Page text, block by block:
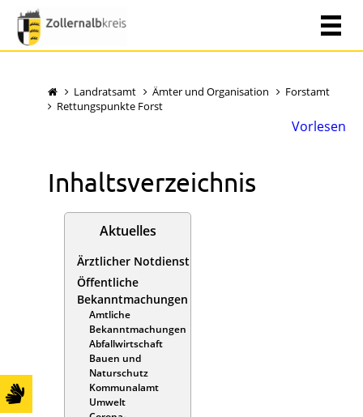
Landratsamt Ämter und Organisation
Forstamt
Rettungspunkte Forst
Vorlesen
Inhaltsverzeichnis
Aktuelles
Ärztlicher Notdienst
Öffentliche
Bekanntmachungen
Amtliche
Bekanntmachungen
Abfallwirtschaft
Bauen und
Naturschutz
Kommunalamt
Umwelt